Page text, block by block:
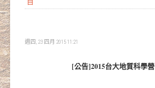
週四, 23 四月 2015 11:21
[公告]2015台大地質科學營